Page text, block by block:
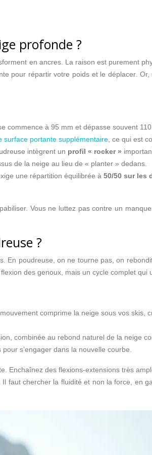
profonde ?
en ancres. La raison est purement
pour répartir votre poids et le déplacer.
commence à 95 mm et dépasse souvent
surface portante supplémentaire , ce qui est
intègrent un profil « rocker »
de la neige au lieu de « planter » dedans.
une répartition équilibrée à 50/50 sur les
Vous ne luttez pas contre un
?
En poudreuse, on ne tourne pas, on
des genoux, mais un cycle complet qui
comprime la neige sous vos skis,
combinée au rebond naturel de la neige
s’engager dans la nouvelle courbe.
Enchaînez des flexions-extensions très
faut chercher la fluidité et non la force, en